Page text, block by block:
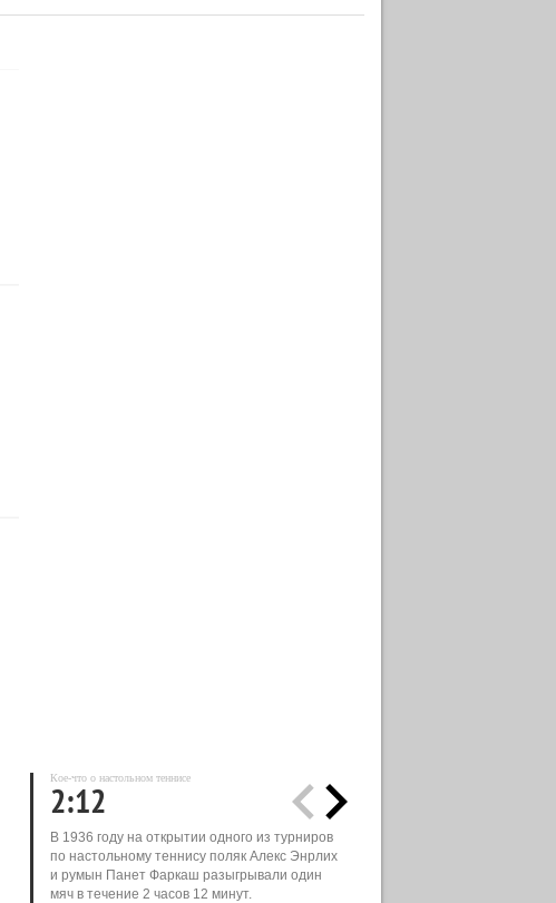
Кое-что о настольном теннисе
2:12
В 1936 году на открытии одного из турниров
по настольному теннису поляк Алекс Энрлих
и румын Панет Фаркаш разыгрывали один
мяч в течение 2 часов 12 минут.